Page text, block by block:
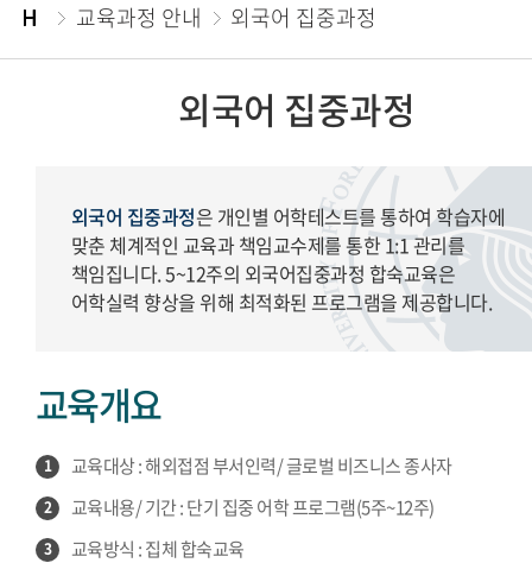
교육과정 안내 외국어 집중과정
외국어 집중과정
외국어 집중과정은 개인별 어학테스트를 통하여 학습자에
맞춘 체계적인 교육과 책임교수제를 통한 1:1 관리를
책임집니다. 5~12주의 외국어집중과정 합숙교육은
어학실력 향상을 위해 최적화된 프로그램을 제공합니다.
교육개요
1 교육대상 : 해외접점 부서인력/ 글로벌 비즈니스 종사자
2 교육내용/ 기간 : 단기 집중 어학 프로그램(5주~12주)
3 교육방식 : 집체 합숙교육